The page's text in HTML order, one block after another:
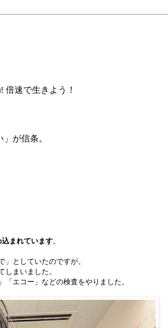
倍速で生きよう！
が信条。
まれています。
としていたのですが。
まいました。
エコー」などの検査をやりました。